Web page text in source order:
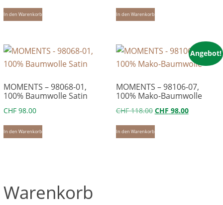
Preis
war:
In den Warenkorb
Preis
war:
In den Warenkorb
MOMENTS – 98068-01,
100% Baumwolle Satin
CHF 98.00
In den Warenkorb
Angebot!
MOMENTS – 98106-07,
100% Mako-Baumwolle
CHF118.00 Ursprünglicher
Preis
war:
CHF 98.00Aktueller
In den Warenkorb
Warenkorb